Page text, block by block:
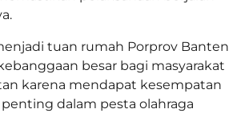
tuan rumah Porprov Banten
besar bagi masyarakat
karena mendapat kesempatan
dalam pesta olahraga